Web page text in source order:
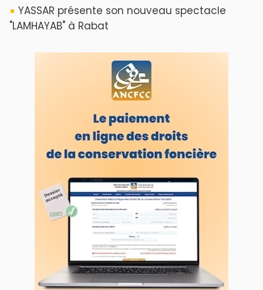
YASSAR présente son nouveau spectacle
"LAMHAYAB" à Rabat